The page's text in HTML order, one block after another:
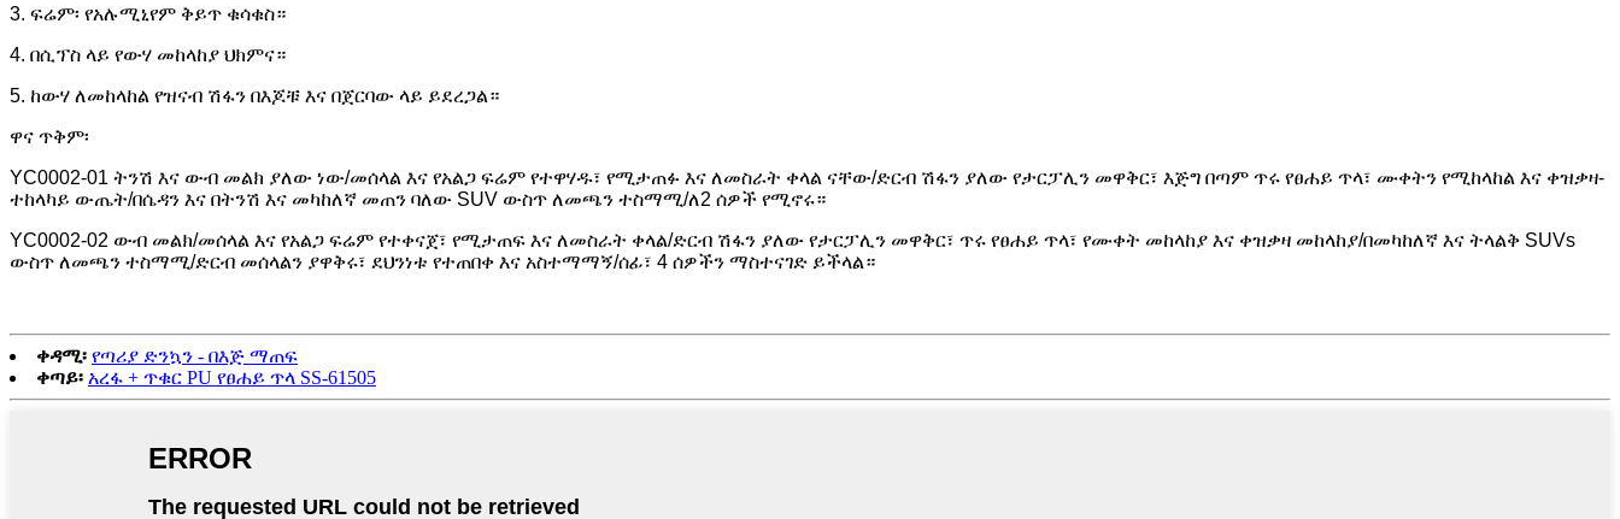
3. ፍሬም፡ የአሉሚኒየም ቅይጥ ቁሳቁስ።
4. በሲፕስ ላይ የውሃ መከላከያ ህክምና።
5. ከውሃ ለመከላከል የዝናብ ሽፋን በእጆቹ እና በጀርባው ላይ ይደረጋል።
ዋና ጥቅም፡
YC0002-01 ትንሽ እና ውብ መልክ ያለው ነው/መሰላል እና የአልጋ ፍሬም የተዋሃዱ፣ የሚታጠፉ እና ለመስራት ቀላል ናቸው/ድርብ ሽፋን ያለው የታርፓሊን መዋቅር፣ እጅግ በጣም ጥሩ የፀሐይ ጥላ፣ ሙቀትን የሚከላከል እና ቀዝቃዛ-
ተከላካይ ውጤት/በሴዳን እና በትንሽ እና መካከለኛ መጠን ባለው SUV ውስጥ ለመጫን ተስማሚ/ለ2 ሰዎች የሚኖሩ።
YC0002-02 ውብ መልክ/መሰላል እና የአልጋ ፍሬም የተቀናጀ፣ የሚታጠፍ እና ለመስራት ቀላል/ድርብ ሽፋን ያለው የታርፓሊን መዋቅር፣ ጥሩ የፀሐይ ጥላ፣ የሙቀት መከላከያ እና ቀዝቃዛ መከላከያ/በመካከለኛ እና ትላልቅ SUVs
ውስጥ ለመጫን ተስማሚ/ድርብ መሰላልን ያዋቅሩ፣ ደህንነቱ የተጠበቀ እና አስተማማኝ/ሰፊ፣ 4 ሰዎችን ማስተናገድ ይችላል።
ቀዳሚ፡ የጣሪያ ድንኳን - በእጅ ማጠፍ
ቀጣይ፡ አረፋ + ጥቁር PU የፀሐይ ጥላ SS-61505